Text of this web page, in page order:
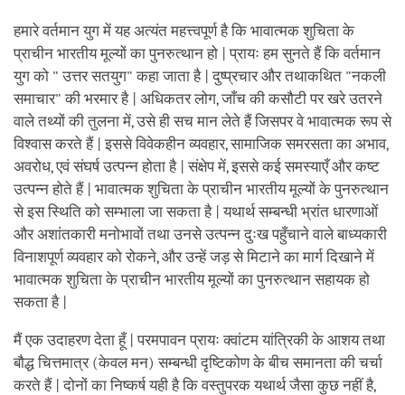
हमारे वर्तमान युग में यह अत्यंत महत्त्वपूर्ण है कि भावात्मक शुचिता के
प्राचीन भारतीय मूल्यों का पुनरुत्थान हो | प्रायः हम सुनते हैं कि वर्तमान
युग को " उत्तर सतयुग" कहा जाता है | दुष्प्रचार और तथाकथित "नकली
समाचार" की भरमार है | अधिकतर लोग, जाँच की कसौटी पर खरे उतरने
वाले तथ्यों की तुलना में, उसे ही सच मान लेते हैं जिसपर वे भावात्मक रूप से
विश्वास करते हैं | इससे विवेकहीन व्यवहार, सामाजिक समरसता का अभाव,
अवरोध, एवं संघर्ष उत्पन्न होता है | संक्षेप में, इससे कई समस्याएँ और कष्ट
उत्पन्न होते हैं | भावात्मक शुचिता के प्राचीन भारतीय मूल्यों के पुनरुत्थान
से इस स्थिति को सम्भाला जा सकता है | यथार्थ सम्बन्धी भ्रांत धारणाओं
और अशांतकारी मनोभावों तथा उनसे उत्पन्न दुःख पहुँचाने वाले बाध्यकारी
विनाशपूर्ण व्यवहार को रोकने, और उन्हें जड़ से मिटाने का मार्ग दिखाने में
भावात्मक शुचिता के प्राचीन भारतीय मूल्यों का पुनरुत्थान सहायक हो
सकता है |
मैं एक उदाहरण देता हूँ | परमपावन प्रायः क्वांटम यांत्रिकी के आशय तथा
बौद्ध चित्तमात्र (केवल मन) सम्बन्धी दृष्टिकोण के बीच समानता की चर्चा
करते हैं | दोनों का निष्कर्ष यही है कि वस्तुपरक यथार्थ जैसा कुछ नहीं है,